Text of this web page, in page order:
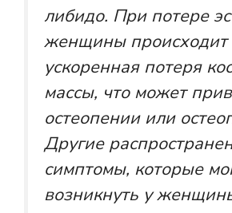
либидо. При потере
женщины происходит
ускоренная потеря
массы, что может
остеопении или
Другие
симптомы, которые
возникнуть у